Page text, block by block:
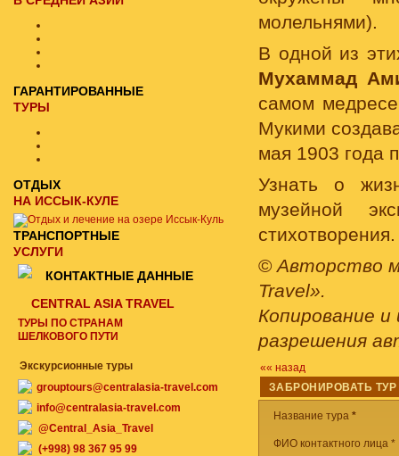
молельнями).
В одной из
Мухаммад
самом
Мукими
мая 1903 года
Узнать о
музейной
стихотворения.
© Авторство
Travel».
Копирование
разрешения
«« назад
ЗАБРОНИРОВАТЬ ТУР
Название тура *
ФИО контактного лица *
ГАРАНТИРОВАННЫЕ
ТУРЫ
ОТДЫХ
НА ИССЫК-КУЛЕ
ТРАНСПОРТНЫЕ
УСЛУГИ
КОНТАКТНЫЕ ДАННЫЕ
CENTRAL ASIA TRAVEL
ТУРЫ ПО СТРАНАМ
ШЕЛКОВОГО ПУТИ
Экскурсионные туры
grouptours@centralasia-travel.com
info@centralasia-travel.com
@Central_Asia_Travel
(+998) 98 367 95 99